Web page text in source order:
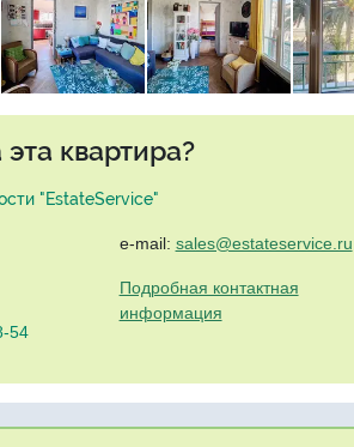
квартира?
"EstateService"
54
e-mail: sales@estateservice.ru
Подробная контактная
информация